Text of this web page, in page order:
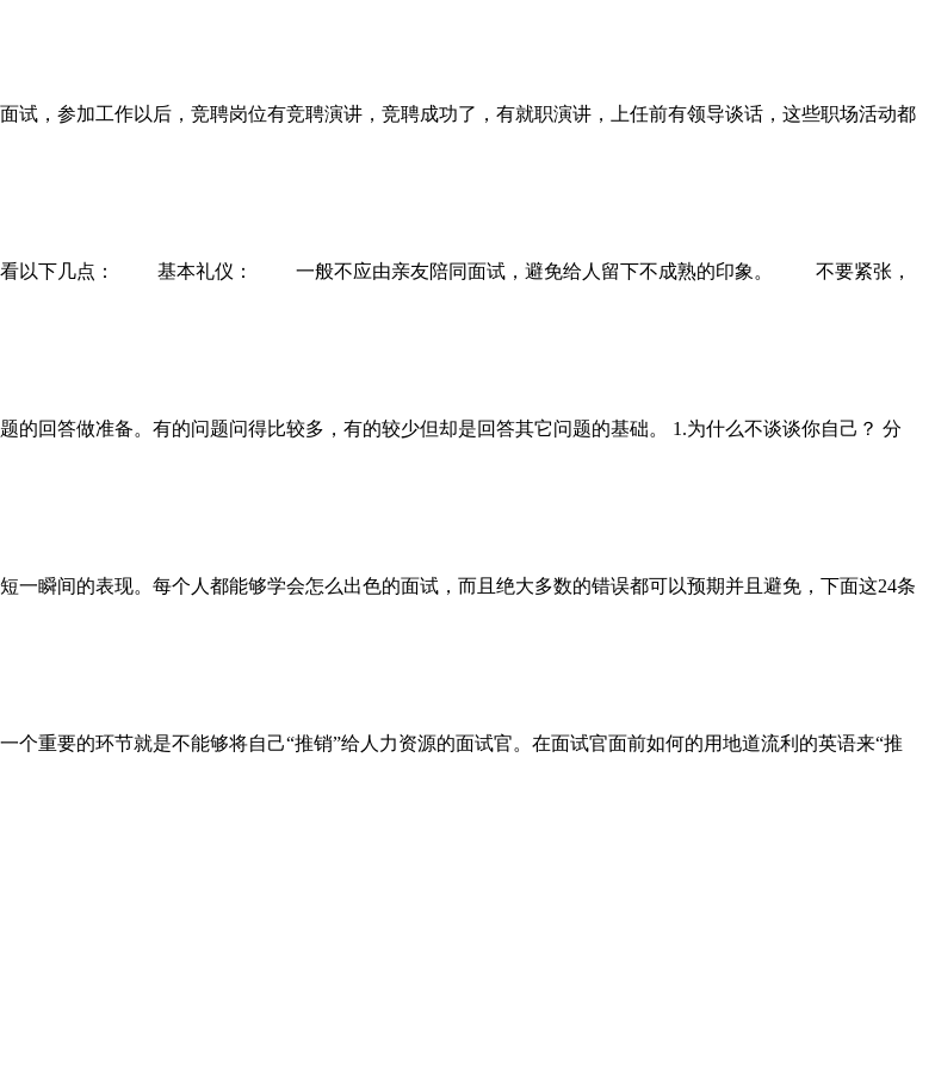
试，参加工作以后，竞聘岗位有竞聘演讲，竞聘成功了，有就职演讲，上任前有领导谈话，这些职场活动都
看以下几点： 基本礼仪： 一般不应由亲友陪同面试，避免给人留下不成熟的印象。 不要紧张，
回答做准备。有的问题问得比较多，有的较少但却是回答其它问题的基础。 1.为什么不谈谈你自己？ 分
瞬间的表现。每个人都能够学会怎么出色的面试，而且绝大多数的错误都可以预期并且避免，下面这24条
重要的环节就是不能够将自己“推销”给人力资源的面试官。在面试官面前如何的用地道流利的英语来“推